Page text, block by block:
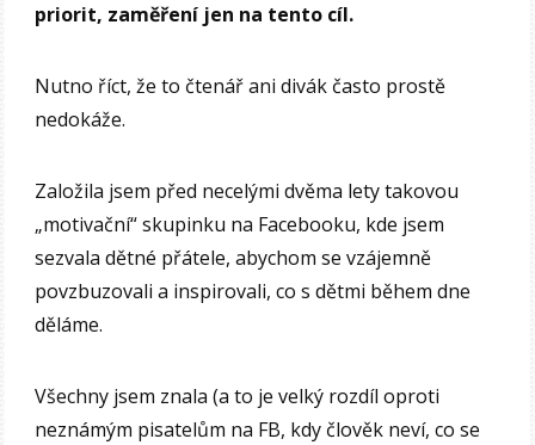
priorit, zaměření jen na tento cíl.
Nutno říct, že to čtenář ani divák často prostě
nedokáže.
Založila jsem před necelými dvěma lety takovou
„motivační“ skupinku na Facebooku, kde jsem
sezvala dětné přátele, abychom se vzájemně
povzbuzovali a inspirovali, co s dětmi během dne
děláme.
Všechny jsem znala (a to je velký rozdíl oproti
neznámým pisatelům na FB, kdy člověk neví, co se